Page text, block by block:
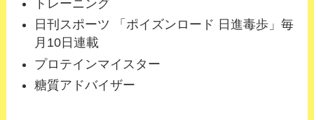
トレーニング
日刊スポーツ 「ポイズンロード 日進毒歩」毎
月10日連載
プロテインマイスター
糖質アドバイザー